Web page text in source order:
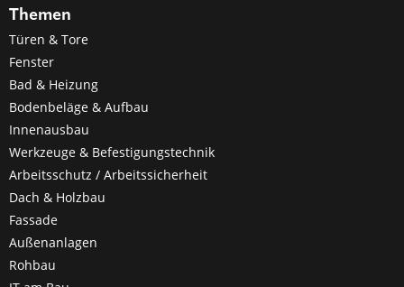
Themen
Türen & Tore
Fenster
Bad & Heizung
Bodenbeläge & Aufbau
Innenausbau
Werkzeuge & Befestigungstechnik
Arbeitsschutz / Arbeitssicherheit
Dach & Holzbau
Fassade
Außenanlagen
Rohbau